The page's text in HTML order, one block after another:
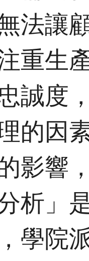
法讓
重生
誠度
的因
影響
析」
學院